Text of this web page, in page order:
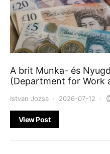
A brit Munka- és
(Department for Work
Istvan Jozsa 2026-07-12
View Post